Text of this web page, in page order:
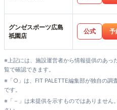
グンゼスポーツ広島
祇園店
公式 予
※上記には、施設運営者から情報提供のあっ
覧で確認できます。
※「○」は、FIT PALETTE編集部が独自の調
です。
※「－」は未提供を示すものではありません